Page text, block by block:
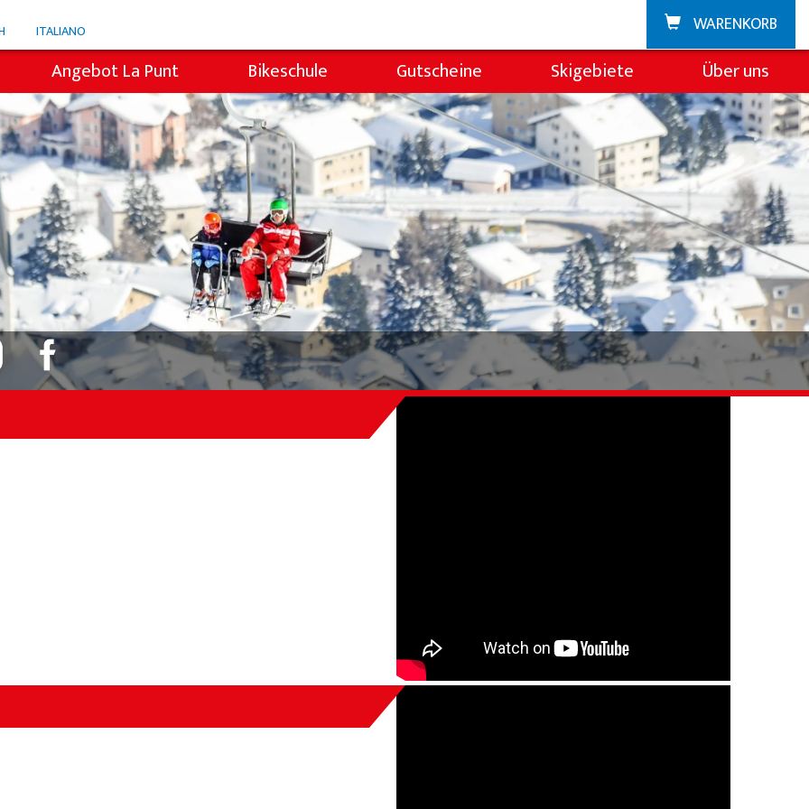
ITALIANO WARENKORB
Angebot La Punt
Snowli Kids Village
Kinderunterricht
Privatunterricht
Willy's Skiverleih
Colani Skiverleih
Skitickets La Punt
Bikeschule Gutscheine
Skigebiete
Zuoz
La Punt
Über uns
Über die
Team
Demoteam
Partner &
FAQ
Jobs